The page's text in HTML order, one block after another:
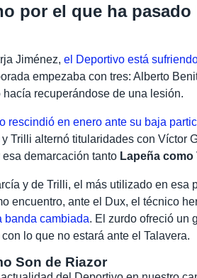
por el que ha pasado
Jiménez, el Deportivo está
empezaba con tres: Alberto
recuperándose de una lesión.
rescindió en enero ante su baja
y Trilli alternó titularidades con Víctor
demarcación tanto Lapeña como
y de Trilli, el más utilizado en esa
encuentro, ante el Dux, el técnico
banda cambiada. El zurdo ofreció un
lo que no estará ante el Talavera.
Son de Riazor